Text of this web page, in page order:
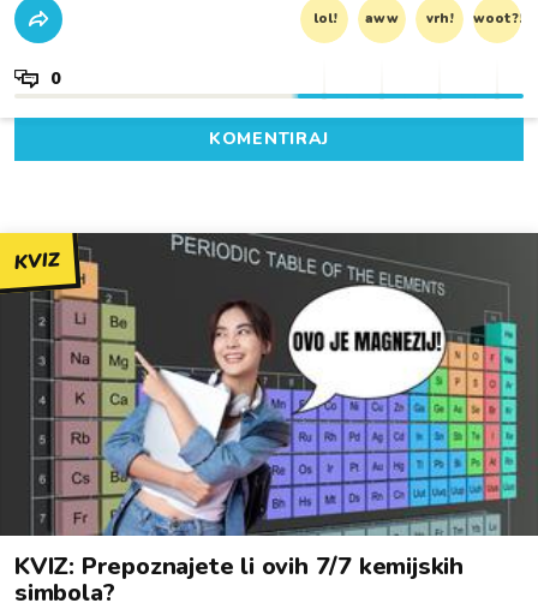
lol! aww vrh! woot?!
0
KOMENTIRAJ
KVIZ
KVIZ: Prepoznajete li ovih 7/7 kemijskih
simbola?